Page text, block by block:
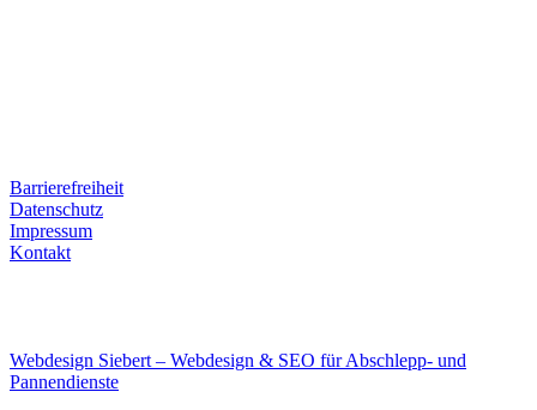
Barrierefreiheit
Datenschutz
Impressum
Kontakt
Webdesign Siebert – Webdesign & SEO für Abschlepp- und
Pannendienste